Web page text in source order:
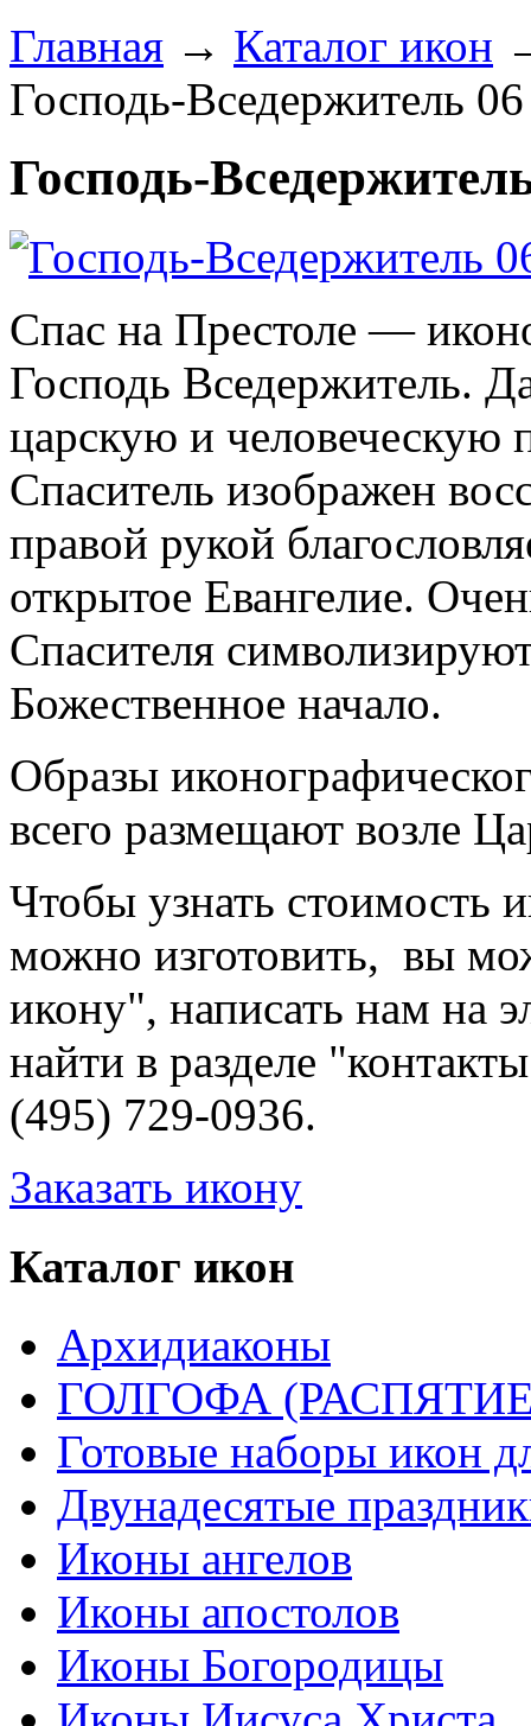
Главная → Каталог икон
Господь-Вседержитель 06
Господь-
Спас на Престоле —
Господь Вседержитель.
царскую и человеческую
Спаситель изображен
правой рукой
открытое Евангелие.
Спасителя
Божественное начало.
Образы
всего размещают возле
Чтобы узнать стоимость
можно изготовить, вы
икону", написать нам на
найти в разделе
(495) 729-0936.
Заказать икону
Каталог икон
Архидиаконы
ГОЛГОФА
Готовые наборы икон
Двунадесятые
Иконы ангелов
Иконы апостолов
Иконы Богородицы